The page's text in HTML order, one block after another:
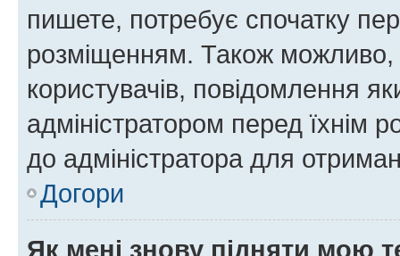
пишете, потребує спочатку
розміщенням. Також можливо,
користувачів, повідомлення
адміністратором перед їхнім
до адміністратора для
Догори
Як мені знову підняти мою